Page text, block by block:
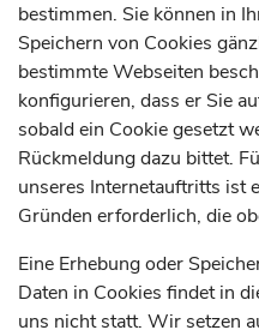
bestimmen. Sie können in
Speichern von Cookies
bestimmte Webseiten
konfigurieren, dass er Sie
sobald ein Cookie gesetzt
Rückmeldung dazu bittet.
unseres Internetauftritts ist
Gründen erforderlich, die
Eine Erhebung oder
Daten in Cookies findet in
uns nicht statt. Wir setzen